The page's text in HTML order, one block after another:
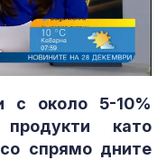
с около 5-10%
като
спрямо дните